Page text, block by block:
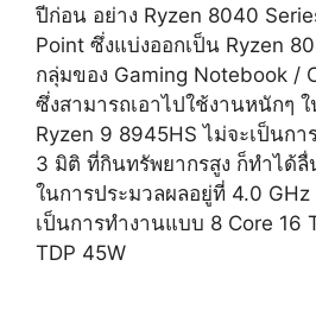
ปีก่อน อย่าง Ryzen 8040
Point ซึ่งแบ่งออกเป็น Ryzen
กลุ่มของ Gaming Notebook /
ซึ่งสามารถเอาไปใช้งานหนักๆ
Ryzen 9 8945HS ไม่จะเป็นกา
3 มิติ ที่กินทรัพยากรสูง ก็ทำได้ลื่
ในการประมวลผลอยู่ที่ 4.0 GHz
เป็นการทำงานแบบ 8 Core 16
TDP 45W